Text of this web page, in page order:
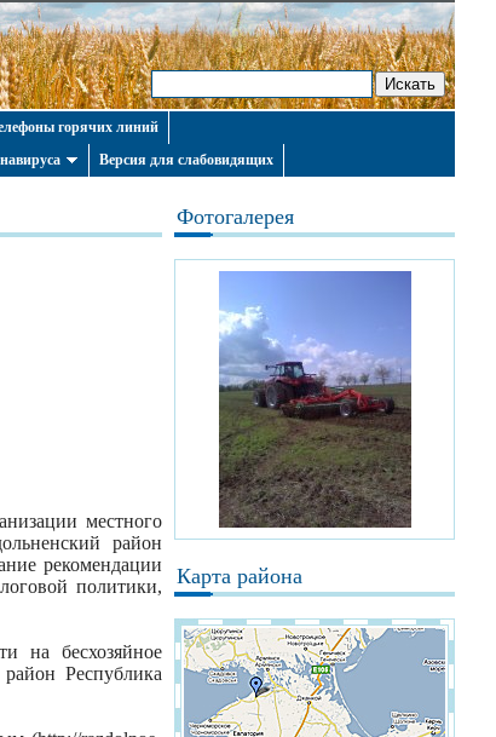
горячих линий
Версия для слабовидящих
местного
район
рекомендации
политики,
на бесхозяйное
Республика
Фотогалерея
Карта района